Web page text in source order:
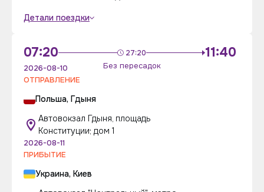
Детали поездки
07:20 27:20
Без пересадок
11:40
2026-08-10
ОТПРАВЛЕНИЕ
Польша, Гдыня
Автовокзал Гдыня, площадь
Конституции; дом 1
2026-08-11
ПРИБЫТИЕ
Украина, Киев